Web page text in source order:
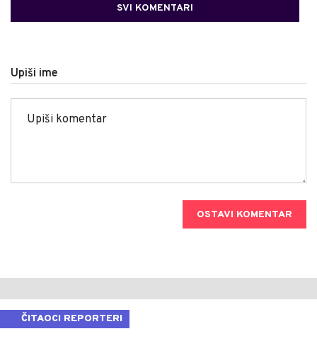
SVI KOMENTARI
Upiši ime
OSTAVI KOMENTAR
ČITAOCI REPORTERI